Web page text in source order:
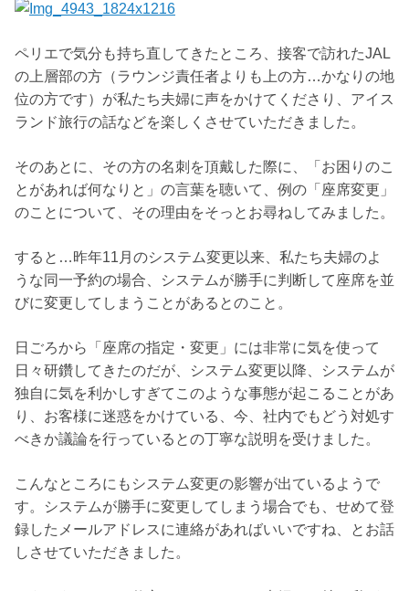
ペリエで気分も持ち直してきたところ、接客で訪れたJAL
の上層部の方（ラウンジ責任者よりも上の方…かなりの地
位の方です）が私たち夫婦に声をかけてくださり、アイス
ランド旅行の話などを楽しくさせていただきました。
そのあとに、その方の名刺を頂戴した際に、「お困りのこ
とがあれば何なりと」の言葉を聴いて、例の「座席変更」
のことについて、その理由をそっとお尋ねしてみました。
すると…昨年11月のシステム変更以来、私たち夫婦のよ
うな同一予約の場合、システムが勝手に判断して座席を並
びに変更してしまうことがあるとのこと。
日ごろから「座席の指定・変更」には非常に気を使って
日々研鑽してきたのだが、システム変更以降、システムが
独自に気を利かしすぎてこのような事態が起こることがあ
り、お客様に迷惑をかけている、今、社内でもどう対処す
べきか議論を行っているとの丁寧な説明を受けました。
こんなところにもシステム変更の影響が出ているようで
す。システムが勝手に変更してしまう場合でも、せめて登
録したメールアドレスに連絡があればいいですね、とお話
しさせていただきました。